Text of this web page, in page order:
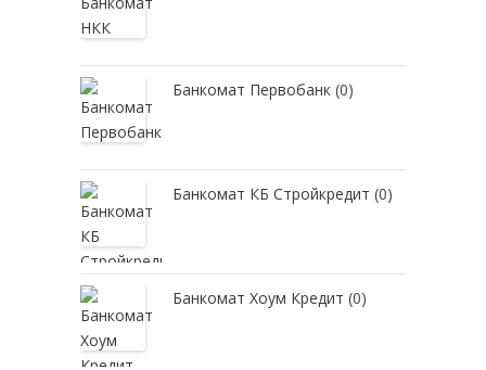
Банкомат Первобанк (0)
Банкомат КБ Стройкредит (0)
Банкомат Хоум Кредит (0)